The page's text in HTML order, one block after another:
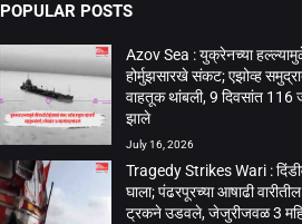
POPULAR POSTS
Azov Sea : युक्रेनच्या
होर्मुझसारखे संकट; एझोव्ह
वाहतूक थांबली, 9 दिवसांत 116
झाले
July 16, 2026
Tragedy Strikes Wari :
घाला; पंढरपूरच्या आषाढी
ट्रकने उडवले, जेजुरीजवळ 3